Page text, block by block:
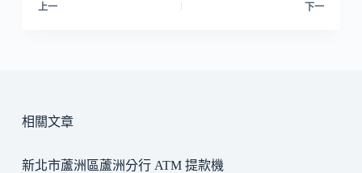
上一 下一
相關文章
新北市蘆洲區蘆洲分行 ATM 提款機